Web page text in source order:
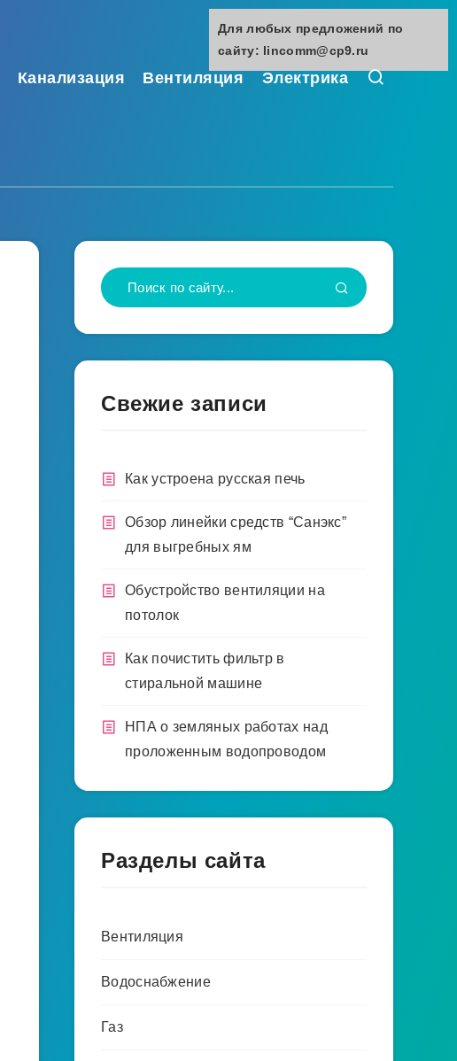
Канализация Вентиляция Электрика
Свежие записи
Как устроена русская печь
Обзор линейки средств “Санэкс”
для выгребных ям
Обустройство вентиляции на
потолок
Как почистить фильтр в
стиральной машине
НПА о земляных работах над
проложенным водопроводом
Разделы сайта
Вентиляция
Водоснабжение
Газ
Для любых предложений по
сайту: lincomm@cp9.ru